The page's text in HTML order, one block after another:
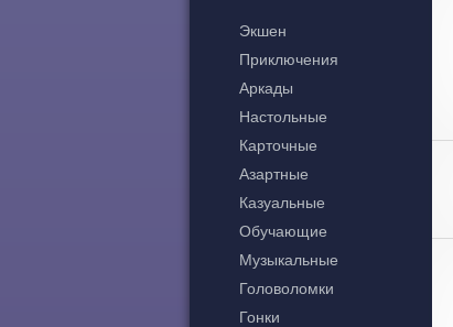
Экшен
Приключения
Аркады
Настольные
Карточные
Азартные
Казуальные
Обучающие
Музыкальные
Головоломки
Гонки